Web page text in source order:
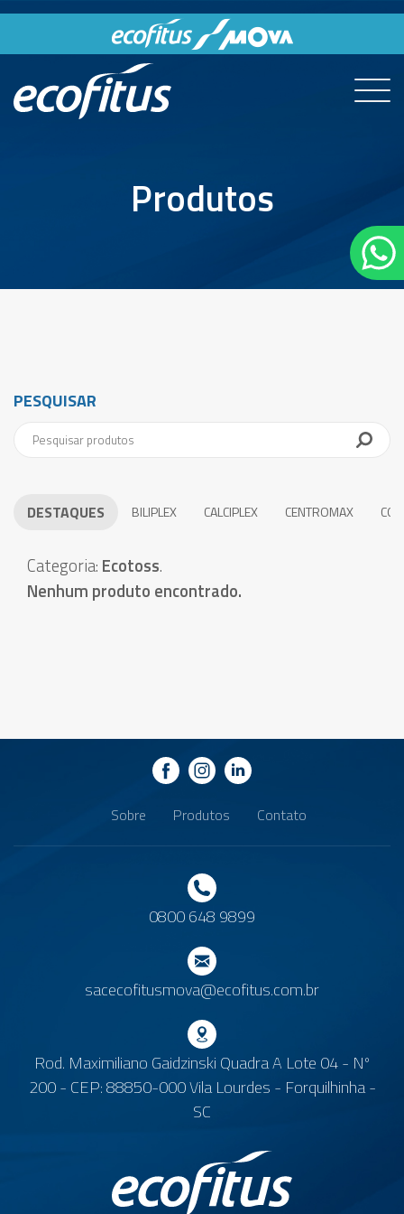
Produtos
DESTAQUES BILIPLEX CALCIPLEX CENTROMAX
PESQUISAR
Categoria: Ecotoss.
Nenhum produto encontrado.
Sobre Produtos Contato
0800 648 9899
sacecofitusmova@ecofitus.com.br
Rod. Maximiliano Gaidzinski Quadra A Lote 04 - Nº
200 - CEP: 88850-000 Vila Lourdes - Forquilhinha -
SC